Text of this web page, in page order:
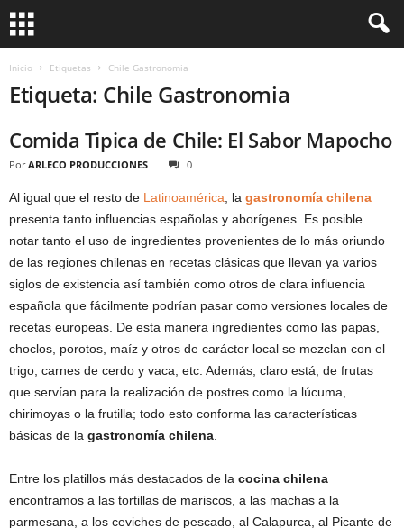
Inicio Etiquetas Chile Gastronomia
Etiqueta: Chile Gastronomia
Comida Tipica de Chile: El Sabor Mapocho
Por ARLECO PRODUCCIONES 0
Al igual que el resto de Latinoamérica , la gastronomía chilena
presenta tanto influencias españolas y aborígenes. Es posible
notar tanto el uso de ingredientes provenientes de lo más oriundo
de las regiones chilenas en recetas clásicas que llevan ya varios
siglos de existencia así también como otros de clara influencia
española que fácilmente podrían pasar como versiones locales de
recetas europeas. De esta manera ingredientes como las papas,
choclos, porotos, maíz y otros de carácter local se mezclan con el
trigo, carnes de cerdo y vaca, etc. Además, claro está, de frutas
que servían para la realización de postres como la lúcuma,
chirimoyas o la frutilla; todo esto conforma las características
básicas de la gastronomía chilena
Entre los platillos más destacados de la cocina chilena
encontramos a las tortillas de mariscos, a las machas a la
parmesana, a los ceviches de pescado, al Calapurca, al Picante de